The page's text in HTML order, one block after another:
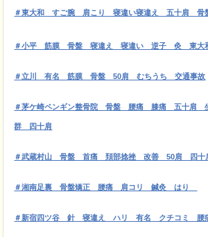
＃東大和 すご腕 肩こり 寝違い寝違え 五十肩
＃小平 筋膜骨盤 寝違え 寝違い 逆子 灸 東大
＃立川 有名 筋膜 骨盤 50肩 むちうち 交通事故
＃茅ケ崎ペンギン整骨院 骨盤 腰痛 膝痛 五十肩
群 四十肩
＃武蔵村山 骨盤 首痛 頚部捻挫 改善 50肩 四十
＃湘南足裏 骨盤矯正 腰痛 肩コリ 鍼灸 はり
＃新宿四ツ谷 針 寝違え ハリ 有名 クチコミ 腰